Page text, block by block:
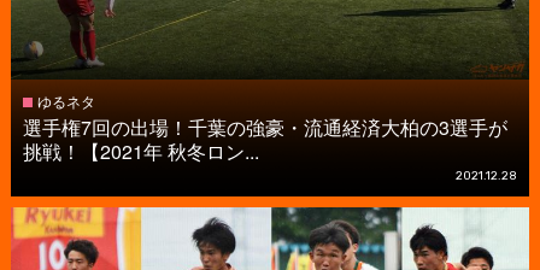
ゆるネタ
選手権7回の出場！千葉の強豪・流通経済大柏の3選手が
挑戦！【2021年 秋冬ロン...
2021.12.28